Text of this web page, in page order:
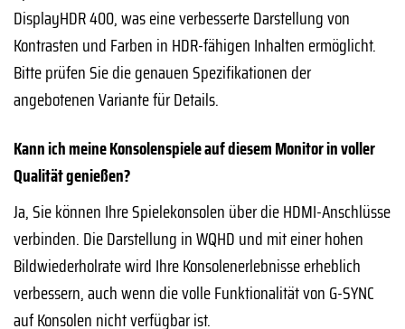
DisplayHDR 400, was eine verbesserte Darstellung von
Kontrasten und Farben in HDR-fähigen Inhalten ermöglicht.
Bitte prüfen Sie die genauen Spezifikationen der
angebotenen Variante für Details.
Kann ich meine Konsolenspiele auf diesem Monitor in voller
Qualität genießen?
Ja, Sie können Ihre Spielekonsolen über die HDMI-Anschlüsse
verbinden. Die Darstellung in WQHD und mit einer hohen
Bildwiederholrate wird Ihre Konsolenerlebnisse erheblich
verbessern, auch wenn die volle Funktionalität von G-SYNC
auf Konsolen nicht verfügbar ist.